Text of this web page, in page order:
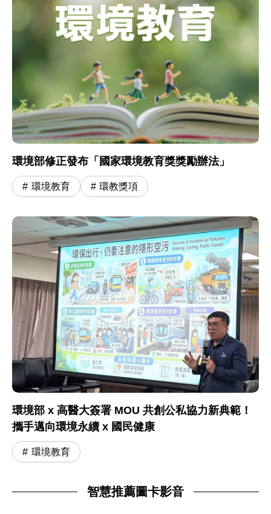
環境部修正發布「國家環境教育獎獎勵辦法」
環境教育 環教獎項
環境部 x 高醫大簽署 MOU 共創公私協力新典範！
攜手邁向環境永續 x 國民健康
環境教育
智慧推薦圖卡影音